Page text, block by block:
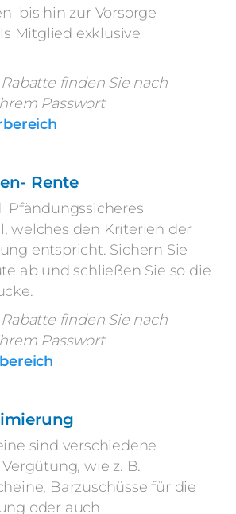
bis hin zur Vorsorge
Mitglied exklusive
finden Sie nach
Passwort
Rente
Pfändungssicheres
welches den Kriterien der
entspricht. Sichern Sie
ab und schließen Sie so die
finden Sie nach
Passwort
sind verschiedene
wie z. B.
Barzuschüsse für die
oder auch